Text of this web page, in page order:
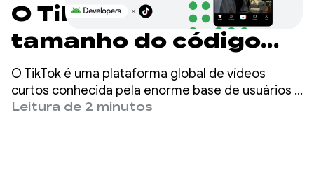
O TikTok reduz o
tamanho do código
em 58% e melhora o
desempenho do app
O TikTok é uma plataforma global de vídeos
curtos conhecida pela enorme base de usuários e
recursos inovadores.
Leitura de 2 minutos